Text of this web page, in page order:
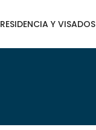
RESIDENCIA Y VISADOS